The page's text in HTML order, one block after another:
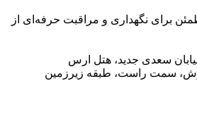
انتخاب مطمئن برای نگهداری و مراقبت حرفه‌ای از
خیابان سعدی جدید، هتل ارس
سمت راست، طبقه زیرزمین